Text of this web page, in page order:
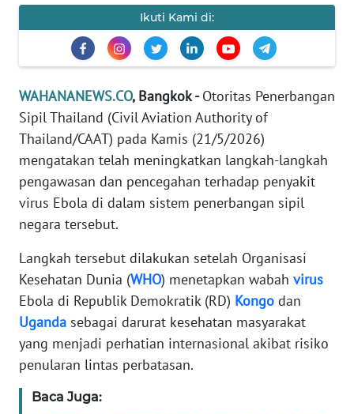
Ikuti Kami di:
WAHANANEWS.CO, Bangkok -Otoritas Penerbangan
Sipil Thailand (Civil Aviation Authority of
Thailand/CAAT) pada Kamis (21/5/2026)
mengatakan telah meningkatkan langkah-langkah
pengawasan dan pencegahan terhadap penyakit
virus Ebola di dalam sistem penerbangan sipil
negara tersebut.
Langkah tersebut dilakukan setelah Organisasi
Kesehatan Dunia (WHO) menetapkan wabah virus
Ebola di Republik Demokratik (RD) Kongo dan
Uganda sebagai darurat kesehatan masyarakat
yang menjadi perhatian internasional akibat risiko
penularan lintas perbatasan.
Baca Juga:
Informasi
INDEKS
KAMI
INFO
TENTANG
KAMI
PEDOMAN